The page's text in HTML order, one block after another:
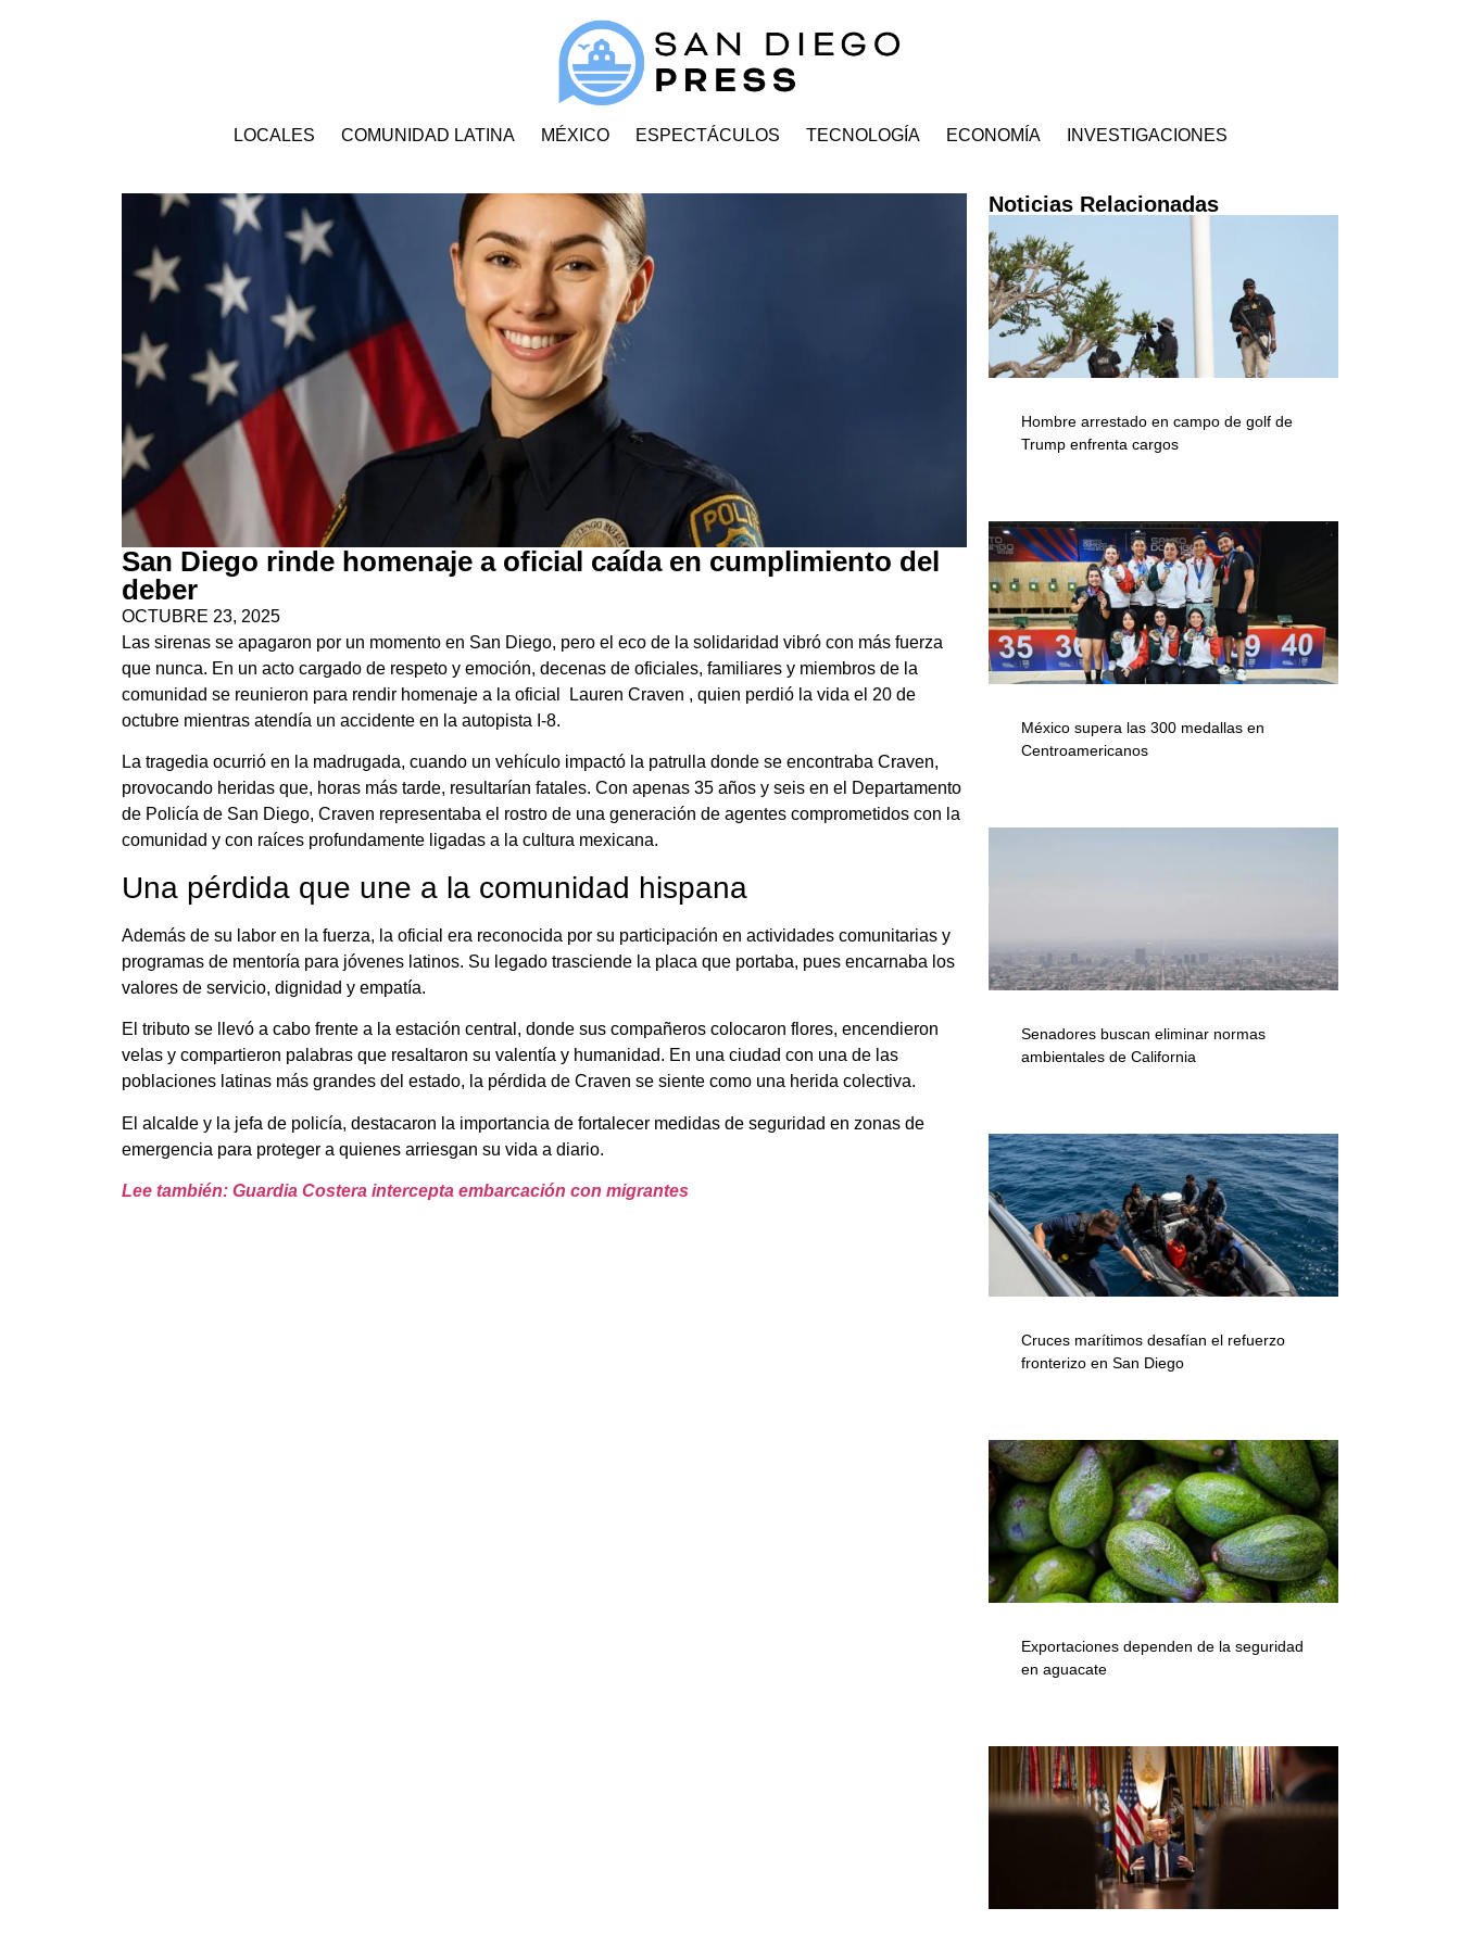
LOCALES COMUNIDAD LATINA MÉXICO ESPECTÁCULOS TECNOLOGÍA ECONOMÍA INVESTIGACIONES
San Diego rinde homenaje a oficial caída en cumplimiento del
deber
OCTUBRE 23, 2025
Las sirenas se apagaron por un momento en San Diego, pero el eco de la solidaridad vibró con más fuerza
que nunca. En un acto cargado de respeto y emoción, decenas de oficiales, familiares y miembros de la
comunidad se reunieron para rendir homenaje a la oficial Lauren Craven , quien perdió la vida el 20 de
octubre mientras atendía un accidente en la autopista I-8.
La tragedia ocurrió en la madrugada, cuando un vehículo impactó la patrulla donde se encontraba Craven,
provocando heridas que, horas más tarde, resultarían fatales. Con apenas 35 años y seis en el Departamento
de Policía de San Diego, Craven representaba el rostro de una generación de agentes comprometidos con la
comunidad y con raíces profundamente ligadas a la cultura mexicana.
Una pérdida que une a la comunidad hispana
Además de su labor en la fuerza, la oficial era reconocida por su participación en actividades comunitarias y
programas de mentoría para jóvenes latinos. Su legado trasciende la placa que portaba, pues encarnaba los
valores de servicio, dignidad y empatía.
El tributo se llevó a cabo frente a la estación central, donde sus compañeros colocaron flores, encendieron
velas y compartieron palabras que resaltaron su valentía y humanidad. En una ciudad con una de las
poblaciones latinas más grandes del estado, la pérdida de Craven se siente como una herida colectiva.
El alcalde y la jefa de policía, destacaron la importancia de fortalecer medidas de seguridad en zonas de
emergencia para proteger a quienes arriesgan su vida a diario.
Lee también: Guardia Costera intercepta embarcación con migrantes
Noticias Relacionadas
Hombre arrestado en campo de golf de
Trump enfrenta cargos
México supera las 300 medallas en
Centroamericanos
Senadores buscan eliminar normas
ambientales de California
Cruces marítimos desafían el refuerzo
fronterizo en San Diego
Exportaciones dependen de la seguridad
en aguacate